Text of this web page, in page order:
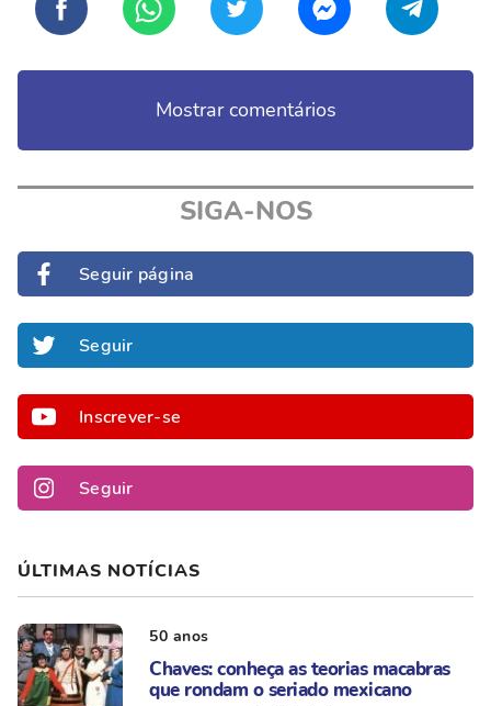
Mostrar comentários
SIGA-NOS
Seguir página
Seguir
Inscrever-se
Seguir
ÚLTIMAS NOTÍCIAS
50 anos
Chaves: conheça as teorias macabras
que rondam o seriado mexicano